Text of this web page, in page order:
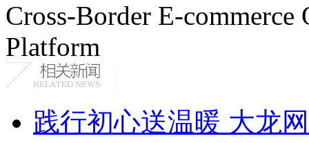
Cross-Border E-
Platform
践行初心送温暖 大龙